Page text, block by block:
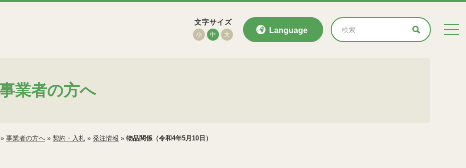
Language
文字サイズ
小 中 大
業者の方へ
» 事業者の方へ » 契約・入札 » 発注情報 » 物品関係（令和4年5月10日）